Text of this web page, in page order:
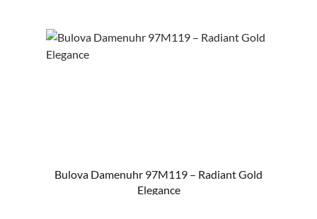
Bulova Damenuhr 97M119 – Radiant Gold
Elegance